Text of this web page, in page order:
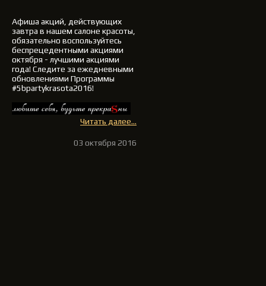
Афиша акций, действующих
завтра в нашем салоне красоты,
обязательно воспользуйтесь
беспрецедентными акциями
октября - лучшими акциями
года! Следите за ежедневными
обновлениями Программы
#5bpartykrasota2016!
Читать далее...
03 октября 2016